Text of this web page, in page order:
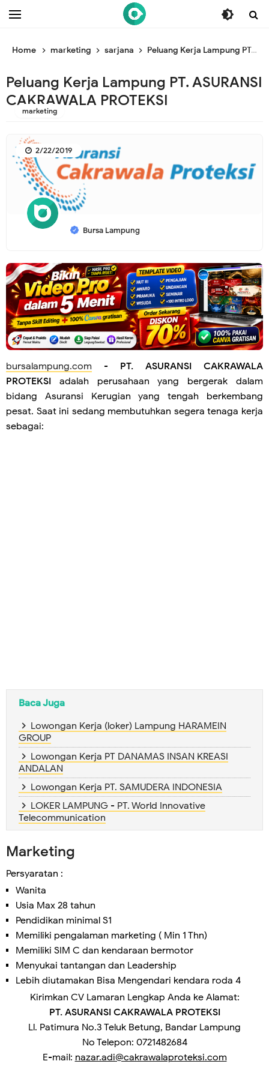
/* ganti br end */
Home marketing sarjana Peluang Kerja Lampung PT. ASURANSI CAKRAWALA PROTEKSI
Peluang Kerja Lampung PT. ASURANSI
CAKRAWALA PROTEKSI
marketing
Bursa Lampung
2/22/2019
bursalampung.com - PT. ASURANSI CAKRAWALA
PROTEKSI adalah perusahaan yang bergerak dalam
bidang Asuransi Kerugian yang tengah berkembang
pesat. Saat ini sedang membutuhkan segera tenaga kerja
sebagai:
Baca Juga
Lowongan Kerja (loker) Lampung HARAMEIN
GROUP
Lowongan Kerja PT DANAMAS INSAN KREASI
ANDALAN
Lowongan Kerja PT. SAMUDERA INDONESIA
LOKER LAMPUNG - PT. World Innovative
Telecommunication
Marketing
Persyaratan :
Wanita
Usia Max 28 tahun
Pendidikan minimal S1
Memiliki pengalaman marketing ( Min 1 Thn)
Memiliki SIM C dan kendaraan bermotor
Menyukai tantangan dan Leadership
Lebih diutamakan Bisa Mengendari kendara roda 4
Kirimkan CV Lamaran Lengkap Anda ke Alamat:
PT. ASURANSI CAKRAWALA PROTEKSI
Ll. Patimura No.3 Teluk Betung, Bandar Lampung
No Telepon: 0721482684
E-mail: nazar.adi@cakrawalaproteksi.com